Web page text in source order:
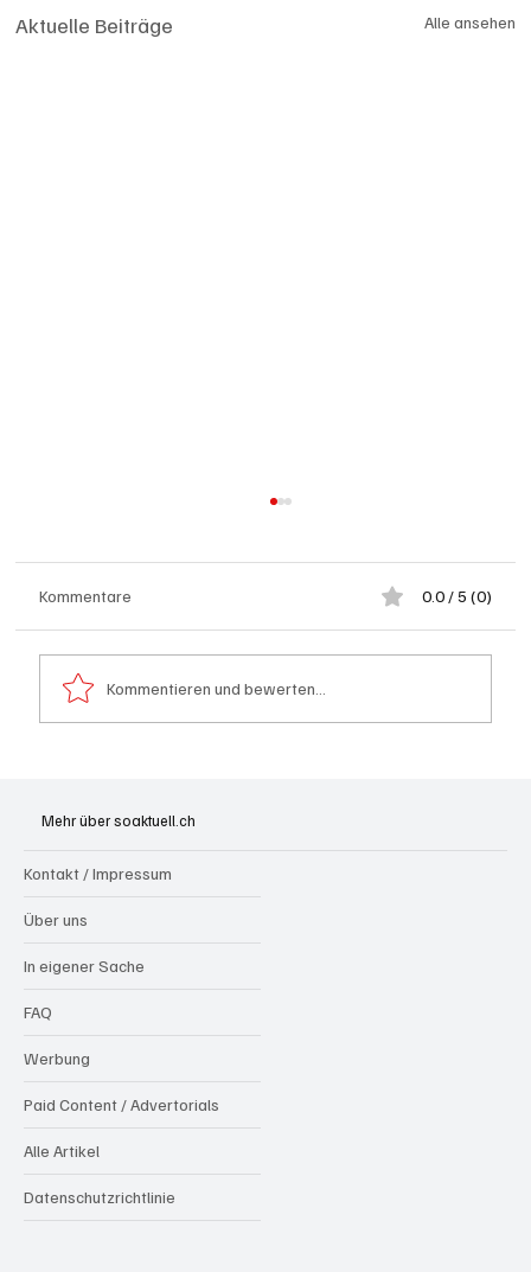
Aktuelle Beiträge Alle ansehen
Kommentare 0.0 / 5 (0)
Kommentieren und bewerten...
Mehr über soaktuell.ch
Kontakt / Impressum
Über uns
In eigener Sache
FAQ
Werbung
Paid Content / Advertorials
Alle Artikel
Datenschutzrichtlinie